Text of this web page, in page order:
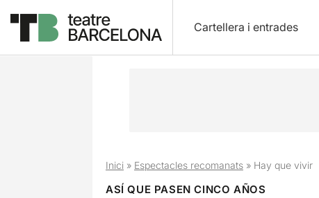
Cartellera i entrades
Inici» Espectacles recomanats» Hay que vivir
ASÍ QUE PASEN CINCO AÑOS